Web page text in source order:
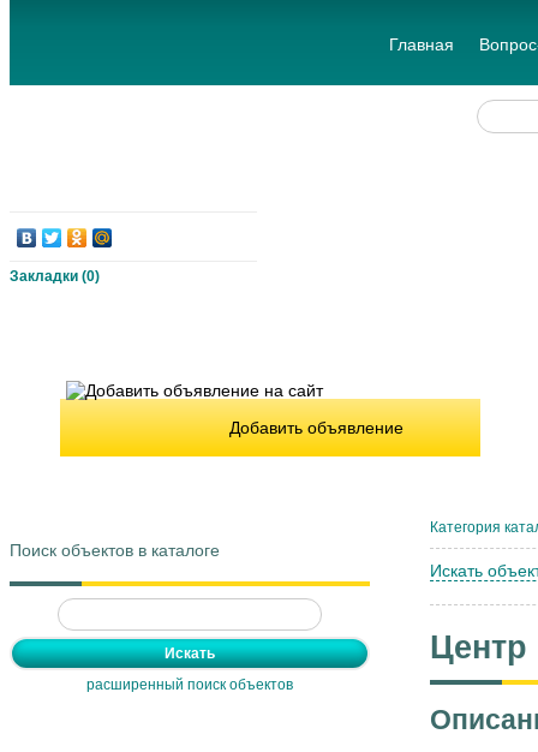
Главная
Закладки (0)
Добавить объявление
Поиск объектов в каталоге
расширенный поиск объектов
Категория
Искать
Центр